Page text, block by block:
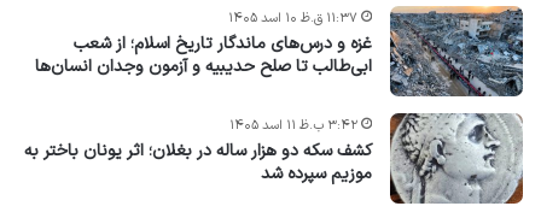
غزه و درس‌های ماندگار تاریخ اسلام؛ از شعب
ابی‌طالب تا صلح حدیبیه و آزمون وجدان انسان‌ها
۱۱:۳۷ ق.ظ ۱۰ اسد ۱۴۰۵
کشف سکه دو هزار ساله در بغلان؛ اثر یونان باختر به
موزیم سپرده شد
۳:۴۲ ب.ظ ۱۱ اسد ۱۴۰۵